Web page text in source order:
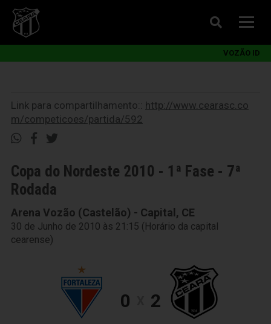
VOZÃO ID
Link para compartilhamento:: http://www.cearasc.co
m/competicoes/partida/592
Copa do Nordeste 2010 - 1ª Fase - 7ª
Rodada
Arena Vozão (Castelão) - Capital, CE
30 de Junho de 2010 às 21:15 (Horário da capital
cearense)
0 2